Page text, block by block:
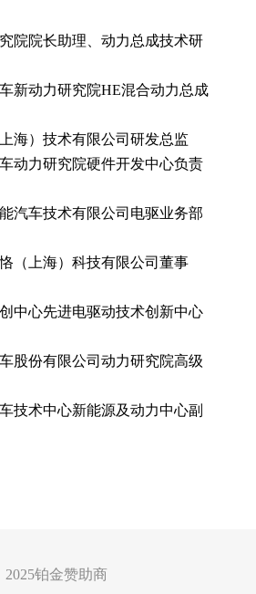
院院长助理、动力总成技术研
新动力研究院HE混合动力总成
海）技术有限公司研发总监
动力研究院硬件开发中心负责
能汽车技术有限公司电驱业务部
（上海）科技有限公司董事
中心先进电驱动技术创新中心
股份有限公司动力研究院高级
技术中心新能源及动力中心副
2025铂金赞助商